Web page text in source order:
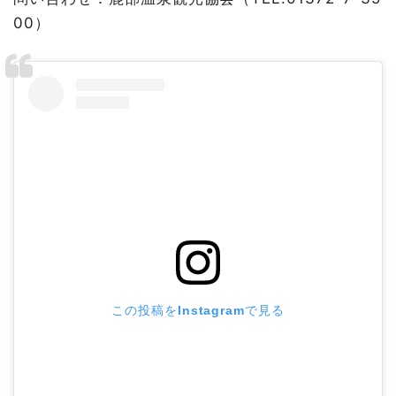
00）
この投稿をInstagramで見る